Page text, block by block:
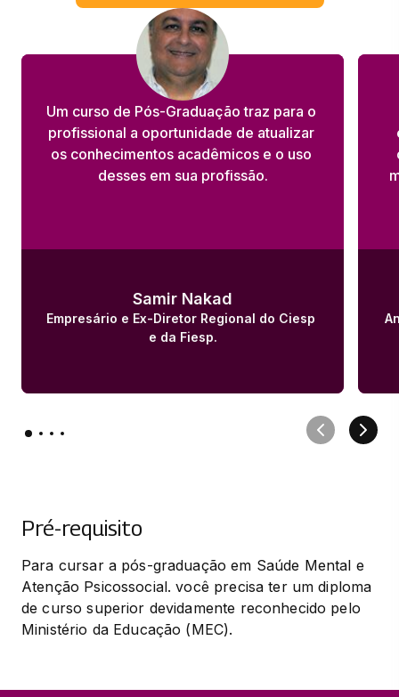
GESTÃO DE EQUIPE E LIDERANÇA
MEDIAÇÃO DE CONFLITOS NA GESTÃO
PSICOLOGIA SOCIAL
SAÚDE MENTAL NA INFÂNCIA E
Um curso de Pós-Graduação traz para o
profissional a oportunidade de atualizar
os conhecimentos acadêmicos e o uso
desses em sua profissão.
Samir Nakad
Empresário e Ex-Diretor Regional do Ciesp
e da Fiesp.
Pré-requisito
Para cursar a pós-graduação em Saúde Mental e
Atenção Psicossocial. você precisa ter um diploma
de curso superior devidamente reconhecido pelo
Ministério da Educação (MEC).